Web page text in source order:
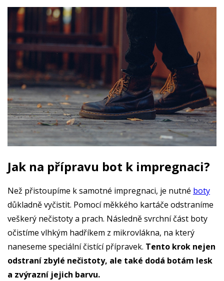
Jak na přípravu bot k impregnaci?
Než přistoupíme k samotné impregnaci, je nutné boty
důkladně vyčistit. Pomocí měkkého kartáče odstraníme
veškerý nečistoty a prach. Následně svrchní část boty
očistíme vlhkým hadříkem z mikrovlákna, na který
naneseme speciální čistící přípravek. Tento krok nejen
odstraní zbylé nečistoty, ale také dodá botám lesk
a zvýrazní jejich barvu.